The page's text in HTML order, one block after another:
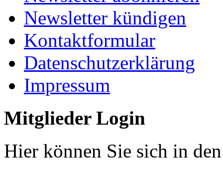
Newsletter kündigen
Kontaktformular
Datenschutzerklärung
Impressum
Mitglieder Login
Hier können Sie sich in